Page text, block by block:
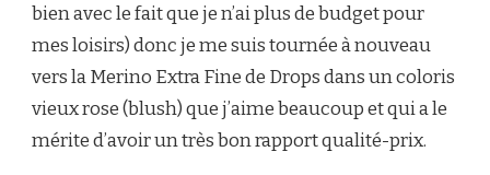
bien avec le fait que je n’ai plus de budget pour
mes loisirs) donc je me suis tournée à nouveau
vers la Merino Extra Fine de Drops dans un coloris
vieux rose (blush) que j’aime beaucoup et qui a le
mérite d’avoir un très bon rapport qualité-prix.